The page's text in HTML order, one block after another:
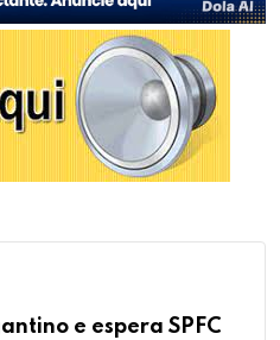
e espera SPFC